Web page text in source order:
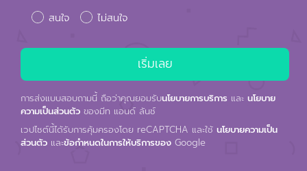
สนใจ ไม่สนใจ
การส่งแบบสอบถามนี้ ถือว่าคุณยอมรับนโยบายการบริการ และ นโยบาย
ความเป็นส่วนตัว ของมีท แอนด์ ลันช์
เวปไซต์นี้ได้รับการคุ้มครองโดย reCAPTCHA และใช้ นโยบายความเป็น
ส่วนตัว และข้อกำหนดในการให้บริการของ Google